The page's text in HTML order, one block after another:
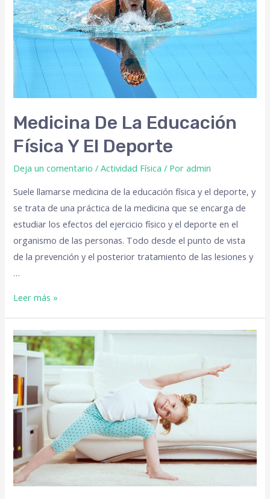
Medicina De La Educación
Física Y El Deporte
Deja un comentario /Actividad Física / Poradmin
Suele llamarse medicina de la educación física y el deporte, y
se trata de una práctica de la medicina que se encarga de
estudiar los efectos del ejercicio físico y el deporte en el
organismo de las personas. Todo desde el punto de vista
de la prevención y el posterior tratamiento de las lesiones y
…
Leer más »